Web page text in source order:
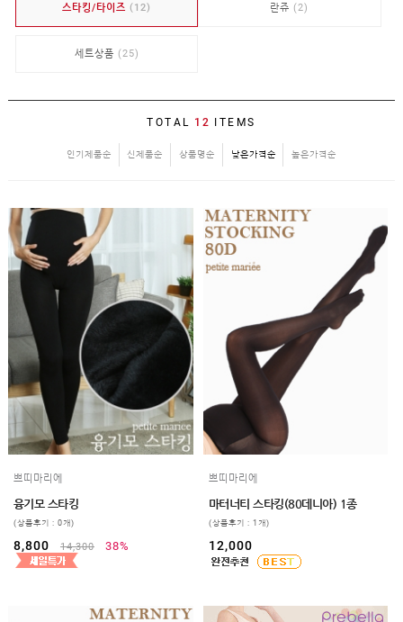
스타킹/타이즈 (12) 란쥬 (2)
세트상품 (25)
TOTAL 12 ITEMS
인기제품순 신제품순 상품명순 낮은가격순 높은가격순
쁘띠마리에
융기모 스타킹
(상품후기 : 0개)
8,800 14,300 38%
쁘띠마리에
마터너티 스타킹(80데니아) 1종
(상품후기 : 1개)
12,000
NEW
초특가
클리어런스
언더웨어
팬티
수유나시/
런닝
세트상품
임산부용품
보호대
임부복
하의/
스타킹
클리어런스